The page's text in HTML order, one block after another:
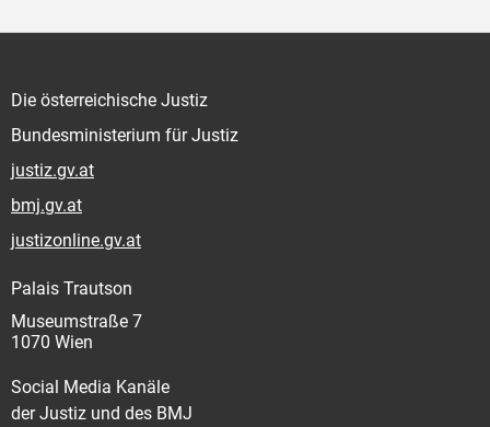
Die österreichische Justiz
Bundesministerium für Justiz
justiz.gv.at
bmj.gv.at
justizonline.gv.at
Palais Trautson
Museumstraße 7
1070 Wien
Social Media Kanäle
der Justiz und des BMJ